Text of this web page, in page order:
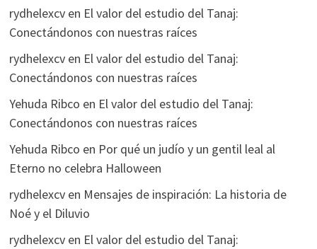
rydhelexcven El valor del estudio del Tanaj:
Conectándonos con nuestras raíces
rydhelexcven El valor del estudio del Tanaj:
Conectándonos con nuestras raíces
Yehuda Ribco en El valor del estudio del Tanaj:
Conectándonos con nuestras raíces
Yehuda Ribco en Por qué un judío y un gentil leal al
Eterno no celebra Halloween
rydhelexcven Mensajes de inspiración: La historia de
Noé y el Diluvio
rydhelexcven El valor del estudio del Tanaj: